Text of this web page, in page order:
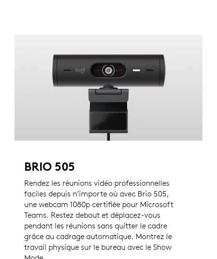
BRIO 505
Rendez les réunions vidéo professionnelles
faciles depuis n’importe où avec Brio 505,
une webcam 1080p certifiée pour Microsoft
Teams. Restez debout et déplacez-vous
pendant les réunions sans quitter le cadre
grâce au cadrage automatique. Montrez le
travail physique sur le bureau avec le Show